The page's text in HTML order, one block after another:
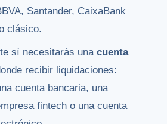
Santander, CaixaBank
clásico.
sí necesitarás unacuenta
recibir liquidaciones:
cuenta bancaria, una
fintech o una cuenta